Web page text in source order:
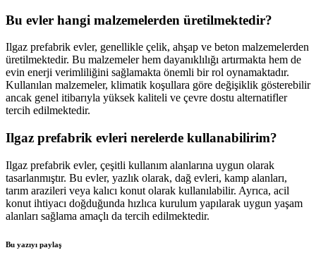
Bu evler hangi malzemelerden üretilmektedir?
Ilgaz prefabrik evler, genellikle çelik, ahşap ve beton malzemelerden
üretilmektedir. Bu malzemeler hem dayanıklılığı artırmakta hem de
evin enerji verimliliğini sağlamakta önemli bir rol oynamaktadır.
Kullanılan malzemeler, klimatik koşullara göre değişiklik gösterebilir
ancak genel itibarıyla yüksek kaliteli ve çevre dostu alternatifler
tercih edilmektedir.
Ilgaz prefabrik evleri nerelerde kullanabilirim?
Ilgaz prefabrik evler, çeşitli kullanım alanlarına uygun olarak
tasarlanmıştır. Bu evler, yazlık olarak, dağ evleri, kamp alanları,
tarım arazileri veya kalıcı konut olarak kullanılabilir. Ayrıca, acil
konut ihtiyacı doğduğunda hızlıca kurulum yapılarak uygun yaşam
alanları sağlama amaçlı da tercih edilmektedir.
Bu yazıyı paylaş